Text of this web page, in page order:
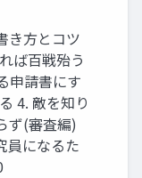
き方とコツ
ば百戦殆う
申請書にす
4. 敵を知り
ず(審査編)
員になるた